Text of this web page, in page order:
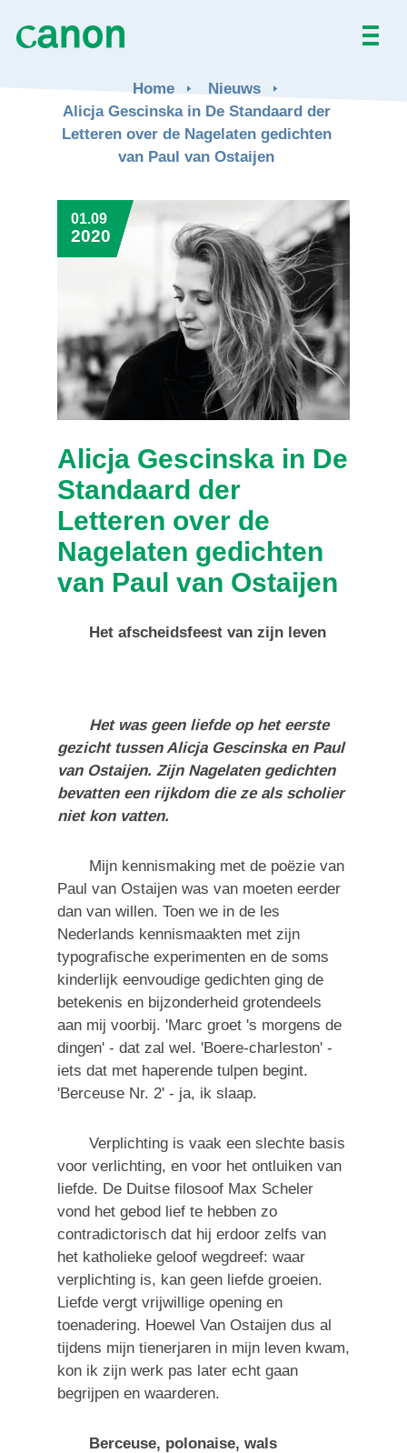
Alle werken
EN FR
Home
Nieuws
Alicja Gescinska in De Standaard der
Letteren over de Nagelaten gedichten
van Paul van Ostaijen
01.09
2020
Alicja Gescinska in De
Standaard der
Letteren over de
Nagelaten gedichten
van Paul van Ostaijen
Het afscheidsfeest van zijn leven
Het was geen liefde op het eerste
gezicht tussen Alicja Gescinska en Paul
van Ostaijen. Zijn Nagelaten gedichten
bevatten een rijkdom die ze als scholier
niet kon vatten.
Mijn kennismaking met de poëzie van
Paul van Ostaijen was van moeten eerder
dan van willen. Toen we in de les
Nederlands kennismaakten met zijn
typografische experimenten en de soms
kinderlijk eenvoudige gedichten ging de
betekenis en bijzonderheid grotendeels
aan mij voorbij. 'Marc groet 's morgens de
dingen' - dat zal wel. 'Boere-charleston' -
iets dat met haperende tulpen begint.
'Berceuse Nr. 2' - ja, ik slaap.
Verplichting is vaak een slechte basis
voor verlichting, en voor het ontluiken van
liefde. De Duitse filosoof Max Scheler
vond het gebod lief te hebben zo
contradictorisch dat hij erdoor zelfs van
het katholieke geloof wegdreef: waar
verplichting is, kan geen liefde groeien.
Liefde vergt vrijwillige opening en
toenadering. Hoewel Van Ostaijen dus al
tijdens mijn tienerjaren in mijn leven kwam,
kon ik zijn werk pas later echt gaan
begrijpen en waarderen.
Berceuse, polonaise, wals